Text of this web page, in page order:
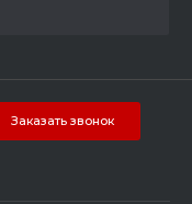
Заказать звонок